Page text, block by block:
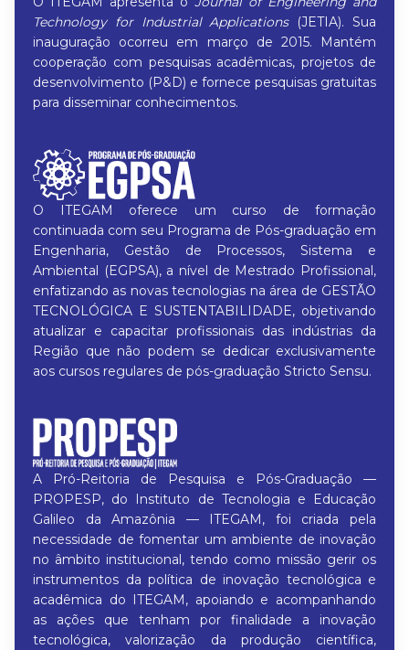
Technology for Industrial Applications (JETIA). Sua
inauguração ocorreu em março de 2015. Mantém
cooperação com pesquisas acadêmicas, projetos de
desenvolvimento (P&D) e fornece pesquisas gratuitas
para disseminar conhecimentos.
O ITEGAM oferece um curso de formação
continuada com seu Programa de Pós-graduação em
Engenharia, Gestão de Processos, Sistema e
Ambiental (EGPSA), a nível de Mestrado Profissional,
enfatizando as novas tecnologias na área de GESTÃO
TECNOLÓGICA E SUSTENTABILIDADE, objetivando
atualizar e capacitar profissionais das indústrias da
Região que não podem se dedicar exclusivamente
aos cursos regulares de pós-graduação Stricto Sensu.
A Pró-Reitoria de Pesquisa e Pós-Graduação —
PROPESP, do Instituto de Tecnologia e Educação
Galileo da Amazônia — ITEGAM, foi criada pela
necessidade de fomentar um ambiente de inovação
no âmbito institucional, tendo como missão gerir os
instrumentos da política de inovação tecnológica e
acadêmica do ITEGAM, apoiando e acompanhando
as ações que tenham por finalidade a inovação
tecnológica, valorização da produção científica,